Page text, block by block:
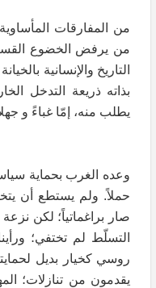
من المفارقات
من يرفض الخضوع
التاريخ والإنسانية
بذاته ذريعة التدخل
يطلب منه، إمّا غباءً و جهلاً،
وعده الغرب بحماية
حملاً. ولم يستطع أن
صار براغماتياً؛ لكن نزعة
التسلّط لم تختفي؛
روسي كخيار بديل
يقدمون من تنازلات؛